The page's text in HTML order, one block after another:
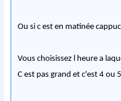
Ou si c est en matinée
Vous choisissez l heure a
C est pas grand et c'est 4 ou